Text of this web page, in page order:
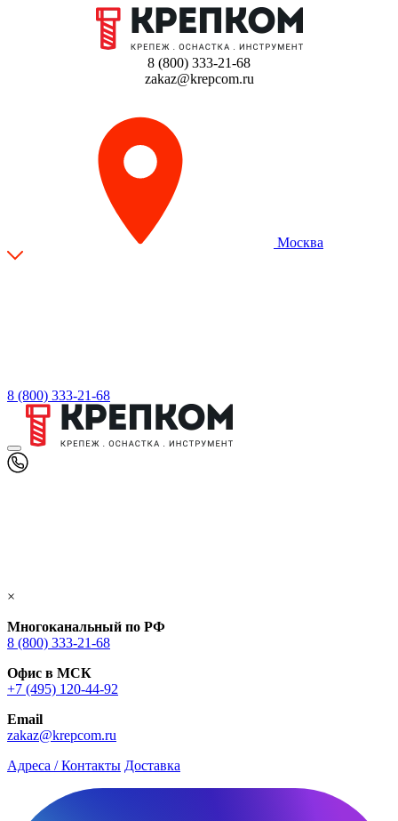
8 (800) 333-21-68
zakaz@krepcom.ru
Москва
8 (800) 333-21-68
×
Многоканальный по РФ
8 (800) 333‑21-68
Офис в МСК
+7 (495) 120-44-92
Email
zakaz@krepcom.ru
Адреса / Контакты Доставка